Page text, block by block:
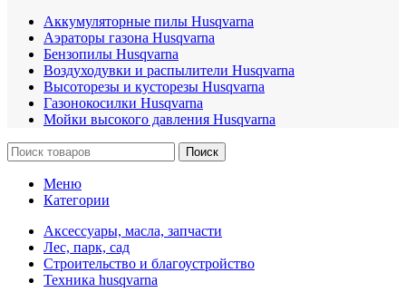
Аккумуляторные пилы Husqvarna
Аэраторы газона Husqvarna
Бензопилы Husqvarna
Воздуходувки и распылители Husqvarna
Высоторезы и кусторезы Husqvarna
Газонокосилки Husqvarna
Мойки высокого давления Husqvarna
Поиск
Меню
Категории
Аксессуары, масла, запчасти
Лес, парк, сад
Строительство и благоустройство
Техника husqvarna